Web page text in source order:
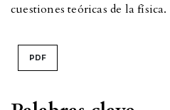
cuestiones teóricas de la física.
PDF